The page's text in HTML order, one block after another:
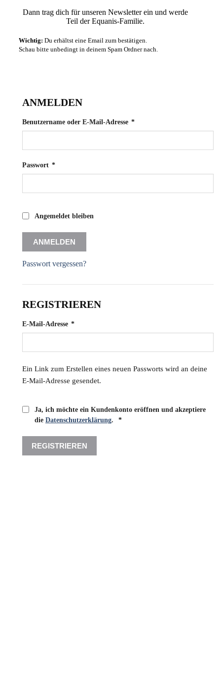
Dann trag dich für unseren Newsletter ein und werde
Teil der Equanis-Familie.‬
Wichtig: Du erhältst eine Email zum bestätigen.
Schau bitte unbedingt in deinem Spam Ordner nach.
ANMELDEN
Benutzername oder E-Mail-Adresse *Erforderlich
Passwort *Erforderlich
Angemeldet bleiben
ANMELDEN
Passwort vergessen?
REGISTRIEREN
E-Mail-Adresse *Erforderlich
Ein Link zum Erstellen eines neuen Passworts wird an deine
E-Mail-Adresse gesendet.
Ja, ich möchte ein Kundenkonto eröffnen und akzeptiere
die Datenschutzerklärung. *Erforderlich
REGISTRIEREN